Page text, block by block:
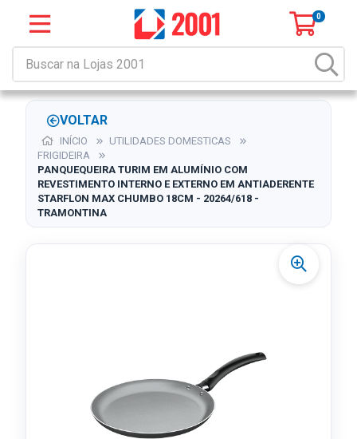
0
VOLTAR
INÍCIO
UTILIDADES DOMESTICAS
FRIGIDEIRA
PANQUEQUEIRA TURIM EM ALUMÍNIO COM
REVESTIMENTO INTERNO E EXTERNO EM ANTIADERENTE
STARFLON MAX CHUMBO 18CM - 20264/618 -
TRAMONTINA